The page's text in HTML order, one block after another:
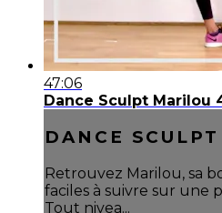
47:06
Dance Sculpt Marilou
DANCE
Retrouvez Marilou, sa
faciles à suivre sur une
Tout nivea...